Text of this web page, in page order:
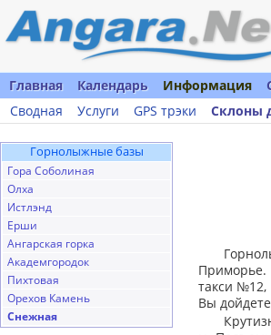
Главная Календарь Информация
Сводная
Услуги GPS трэки Склоны
Горнолыжные базы
Гора Соболиная
Олха
Истлэнд
Ерши
Ангарская горка
Академгородок
Пихтовая
Орехов Камень
Снежная
Приморье.
такси №12,
Вы